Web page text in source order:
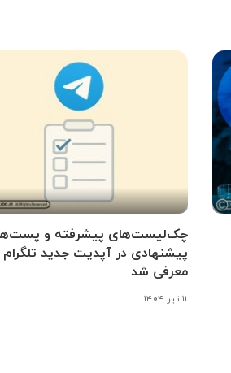
چک‌لیست‌های پیشرفته و
پیشنهادی در آپدیت جدید تلگرام
معرفی شد
۱۱ تیر ۱۴۰۴